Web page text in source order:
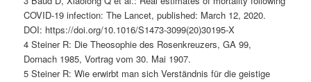
COVID-19 infection: The Lancet, published: March 12, 2020.
DOI: https://doi.org/10.1016/S1473-3099(20)30195-X
4 Steiner R: Die Theosophie des Rosenkreuzers, GA 99,
Dornach 1985, Vortrag vom 30. Mai 1907.
5 Steiner R: Wie erwirbt man sich Verständnis für die geistige